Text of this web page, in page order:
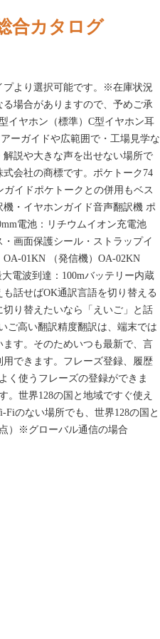
合カタログ
より選択可能です。※在庫状況
場合がありますので、予めご承
イヤホン（標準）C型イヤホン耳
ーガイドや広範囲で・工場見学な
説や大きな声を出せない場所で
会社の商標です。ポケトーク74
イドポケトークとの併用もベス
機・イヤホンガイド音声翻訳機 ポ
電池：リチウムイオン充電池
画面保護シール・ストラップイ
01KN （発信機）OA-02KN
大電波到達：100mバッテリー内蔵
話せばOK通訳言語を切り替える
り替えたいなら「えいご」と話
ご高い翻訳精度翻訳は、端末では
す。そのためいつも最新で、言
できます。フレーズ登録、履歴
く使うフレーズの登録ができま
。世界128の国と地域ですぐ使え
のない場所でも、世界128の国と
）※グローバル通信の場合